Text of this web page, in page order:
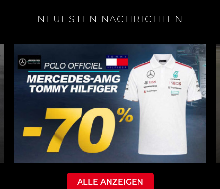
NEUESTEN NACHRICHTEN
ALLE ANZEIGEN